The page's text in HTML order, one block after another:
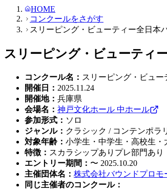
HOME
コンクールをさがす
スリーピング・ビューティー全日本
スリーピング・ビューティ
コンクール名 ： スリーピング・ビュ
開催日
： 2025.11.24
開催地： 兵庫県
会場名 ： 神戸文化ホール 中ホール
参加形式 ： ソロ
ジャンル： クラシック / コンテンポラ
対象年齢 ： 小学生・中学生・高校生・
特徴 ： スカラシップあり プレ部門あり
エントリー期間 ： 〜 2025.10.20
主催団体名 ： 株式会社バウンドプロ
同じ主催者のコンクール：